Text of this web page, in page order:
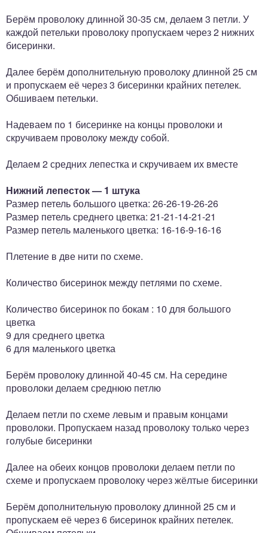
Берём проволоку длинной 30-35 см, делаем 3 петли. У
каждой петельки проволоку пропускаем через 2 нижних
бисеринки.
Далее берём дополнительную проволоку длинной 25 см
и пропускаем её через 3 бисеринки крайних петелек.
Обшиваем петельки.
Надеваем по 1 бисеринке на концы проволоки и
скручиваем проволоку между собой.
Делаем 2 средних лепестка и скручиваем их вместе
Нижний лепесток — 1 штука
Размер петель большого цветка: 26-26-19-26-26
Размер петель среднего цветка: 21-21-14-21-21
Размер петель маленького цветка: 16-16-9-16-16
Плетение в две нити по схеме.
Количество бисеринок между петлями по схеме.
Количество бисеринок по бокам : 10 для большого
цветка
9 для среднего цветка
6 для маленького цветка
Берём проволоку длинной 40-45 см. На середине
проволоки делаем среднюю петлю
Делаем петли по схеме левым и правым концами
проволоки. Пропускаем назад проволоку только через
голубые бисеринки
Далее на обеих концов проволоки делаем петли по
схеме и пропускаем проволоку через жёлтые бисеринки
Берём дополнительную проволоку длинной 25 см и
пропускаем её через 6 бисеринок крайних петелек.